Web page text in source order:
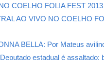
COELHO FOLIA FEST 2013
AO VIVO NO COELHO
BELLA: Por Mateus
estadual é assaltado;